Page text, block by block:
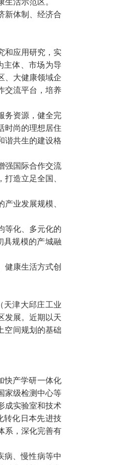
活示范区。
新体制、经济合
和应用研究，实
主体、市场为导
、大健康领域企
交流平台，培养
务资源，健全完
时尚的理想居住
谐共生的建设格
强国际合作交流
造立足全国、
业发展规模、
等化、多元化的
具规模的产城融
健康生活方式创
天津大邱庄工业
发展。近期以天
空间规划的基础
快产学研一体化
家级检测中心等
成实验室和技术
转化日本先进技
系，深化完善有
病、慢性病等中